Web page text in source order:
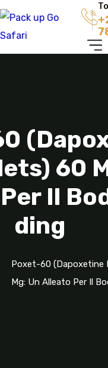
60
Il
Ding
Poxet-60 (Dapoxetine
Mg: Un Alleato Per Il